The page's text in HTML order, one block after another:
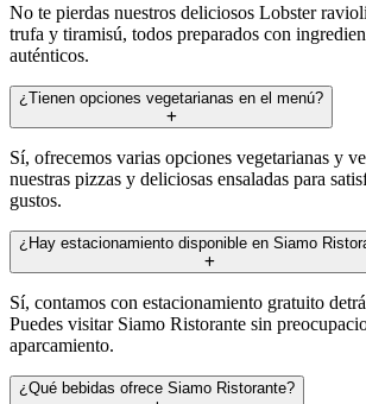
No te pierdas nuestros deliciosos Lobster
trufa y tiramisú, todos preparados con
auténticos.
¿Tienen opciones vegetarianas en el menú?
Sí, ofrecemos varias opciones vegetarianas y
nuestras pizzas y deliciosas ensaladas para
gustos.
¿Hay estacionamiento disponible en Siamo
Sí, contamos con estacionamiento gratuito
Puedes visitar Siamo Ristorante sin
aparcamiento.
¿Qué bebidas ofrece Siamo Ristorante?